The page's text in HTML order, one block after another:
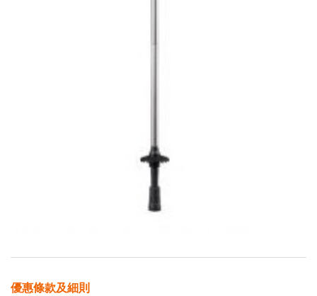
優惠條款及細則